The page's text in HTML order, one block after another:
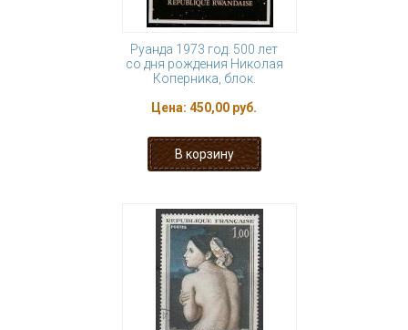
Руанда 1973 год. 500 лет
со дня рождения Николая
Коперника, блок.
Цена: 450,00 руб.